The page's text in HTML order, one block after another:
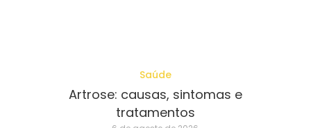
Saúde
Artrose: causas, sintomas e
tratamentos